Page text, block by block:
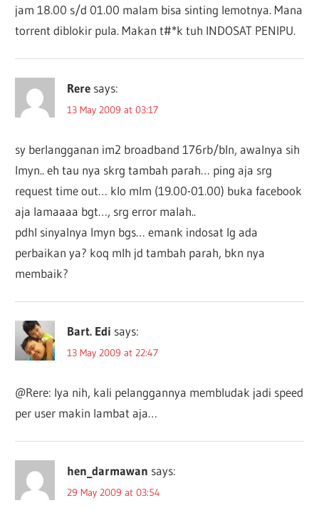
jam 18.00 s/d 01.00 malam bisa sinting lemotnya. Mana
torrent diblokir pula. Makan t#*k tuh INDOSAT PENIPU.
Rere says:
13 May 2009 at 03:17
sy berlangganan im2 broadband 176rb/bln, awalnya sih
lmyn.. eh tau nya skrg tambah parah… ping aja srg
request time out… klo mlm (19.00-01.00) buka facebook
aja lamaaaa bgt…, srg error malah..
pdhl sinyalnya lmyn bgs… emank indosat lg ada
perbaikan ya? koq mlh jd tambah parah, bkn nya
membaik?
Bart. Edi says:
13 May 2009 at 22:47
@Rere: Iya nih, kali pelanggannya membludak jadi speed
per user makin lambat aja…
hen_darmawan says:
29 May 2009 at 03:54